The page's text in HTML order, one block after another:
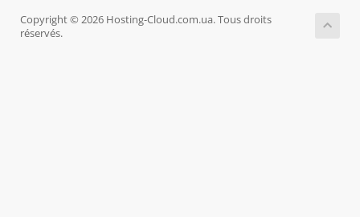
Copyright © 2026 Hosting-Cloud.com.ua. Tous droits
réservés.